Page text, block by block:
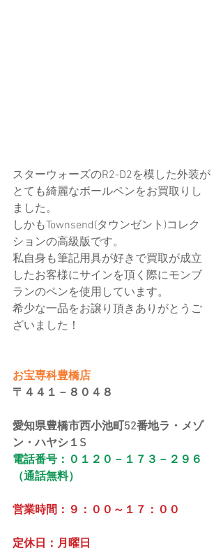
スターウォーズのR2-D2を模した外装が
とても綺麗なボールペンをお買取りし
ました。
しかもTownsend(タウンゼント)コレク
ションの高級版です。
私自身も筆記用具が好きで買取が成立
したお客様にサインを頂く際にモンブ
ランのペンを使用しています。
希少な一品をお譲り頂きありがとうご
ざいました！
お宝専科豊橋店
〒４４１－８０４８
愛知県豊橋市西小池町52番地ラ・メゾ
ン・ハヤシ１S
電話番号：０１２０－１７３－２９６
（通話無料）
営業時間：９：００～１７：００
定休日：月曜日